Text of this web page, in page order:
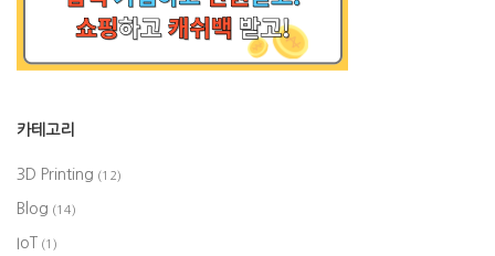
카테고리
3D Printing (12)
Blog (14)
IoT (1)